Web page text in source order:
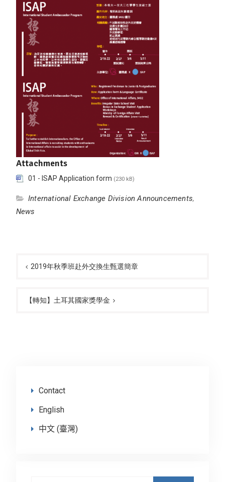
Attachments
01 - ISAP Application form (230 kB)
International Exchange Division Announcements,
News
navigation
2019年秋季班赴外交換生甄選簡章
【轉知】土耳其國家獎學金
Contact
English
中文 (臺灣)